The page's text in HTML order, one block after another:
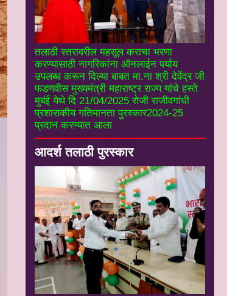
तलाठी स्तरावरील महसूल कराचा भरणा
करण्यासाठी नागरिकांना ऑनलाईन पर्याय
उपलब्ध करून दिल्या बाबत मा.ना श्री देवेंद्र जी
फडणवीस मुख्यमंत्री महाराष्ट्र राज्य यांचे हस्ते
मुबंई येथे दि 21/04/2025 रोजी राजीवगांधी
प्रशासकीय गतिमानता पुरस्कार2024-25
प्रदान करण्यात आला
आदर्श तलाठी पुरस्कार